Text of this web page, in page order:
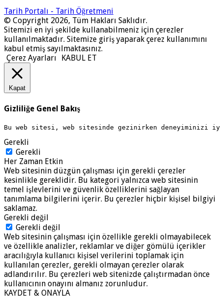
Tarih Portalı - Tarih Öğretmeni
© Copyright 2026, Tüm Hakları Saklıdır.
Sitemizi en iyi şekilde kullanabilmeniz için çerezler
kullanılmaktadır. Sitemize giriş yaparak çerez kullanımını
kabul etmiş sayılmaktasınız.
Çerez Ayarları
KABUL ET
Kapat
Gizliliğe Genel Bakış
Bu web sitesi, web sitesinde gezinirken deneyiminizi
Gerekli
Gerekli
Her Zaman Etkin
Web sitesinin düzgün çalışması için gerekli çerezler
kesinlikle gereklidir. Bu kategori yalnızca web sitesinin
temel işlevlerini ve güvenlik özelliklerini sağlayan
tanımlama bilgilerini içerir. Bu çerezler hiçbir kişisel bilgiyi
saklamaz.
Gerekli değil
Gerekli değil
Web sitesinin çalışması için özellikle gerekli olmayabilecek
ve özellikle analizler, reklamlar ve diğer gömülü içerikler
aracılığıyla kullanıcı kişisel verilerini toplamak için
kullanılan çerezler, gerekli olmayan çerezler olarak
adlandırılır. Bu çerezleri web sitenizde çalıştırmadan önce
kullanıcının onayını almanız zorunludur.
KAYDET & ONAYLA